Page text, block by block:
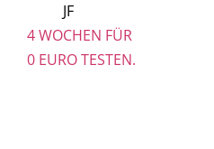
JF
4 WOCHEN FÜR
0 EURO TESTEN.